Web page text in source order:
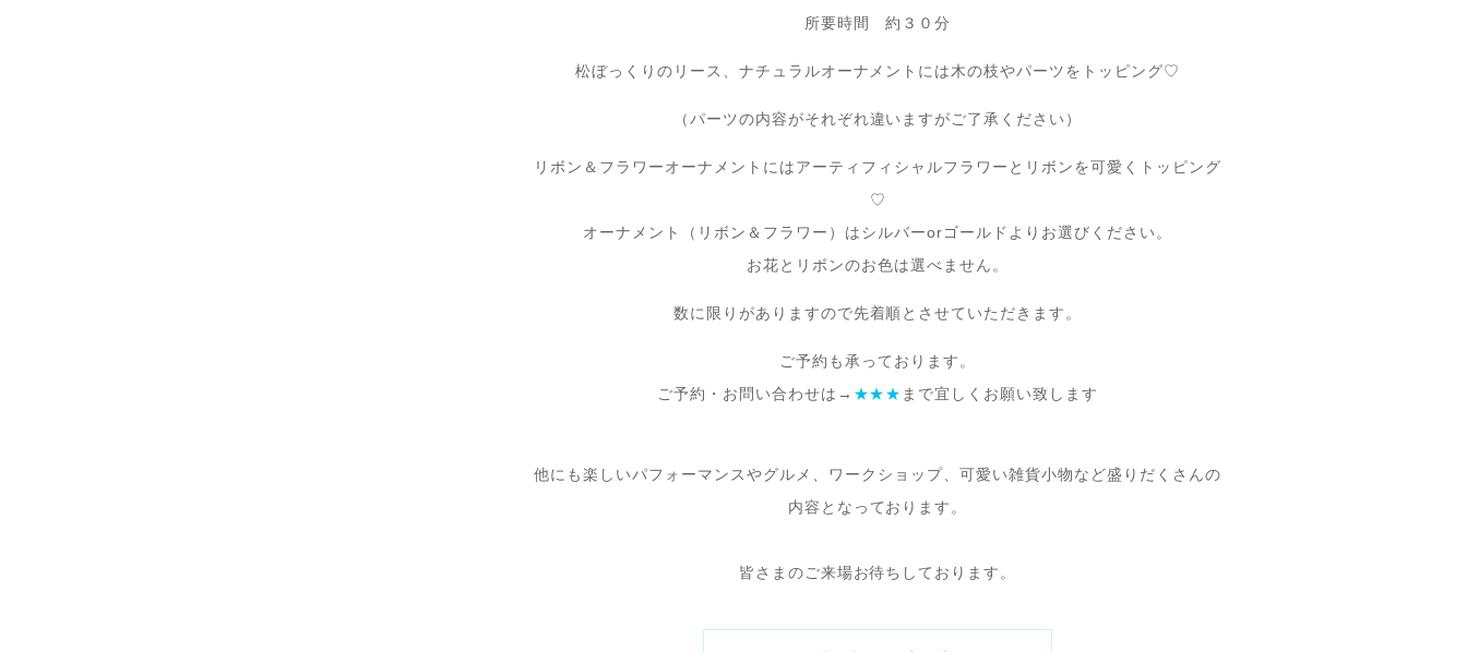
所要時間 約３０分
松ぼっくりのリース、ナチュラルオーナメントには木の枝やパーツをトッピング♡
（パーツの内容がそれぞれ違いますがご了承ください）
リボン＆フラワーオーナメントにはアーティフィシャルフラワーとリボンを可愛くトッピング
♡
オーナメント（リボン＆フラワー）はシルバーorゴールドよりお選びください。
お花とリボンのお色は選べません。
数に限りがありますので先着順とさせていただきます。
ご予約も承っております。
ご予約・お問い合わせは→ ★★★ まで宜しくお願い致します
他にも楽しいパフォーマンスやグルメ、ワークショップ、可愛い雑貨小物など盛りだくさんの
内容となっております。
皆さまのご来場お待ちしております。